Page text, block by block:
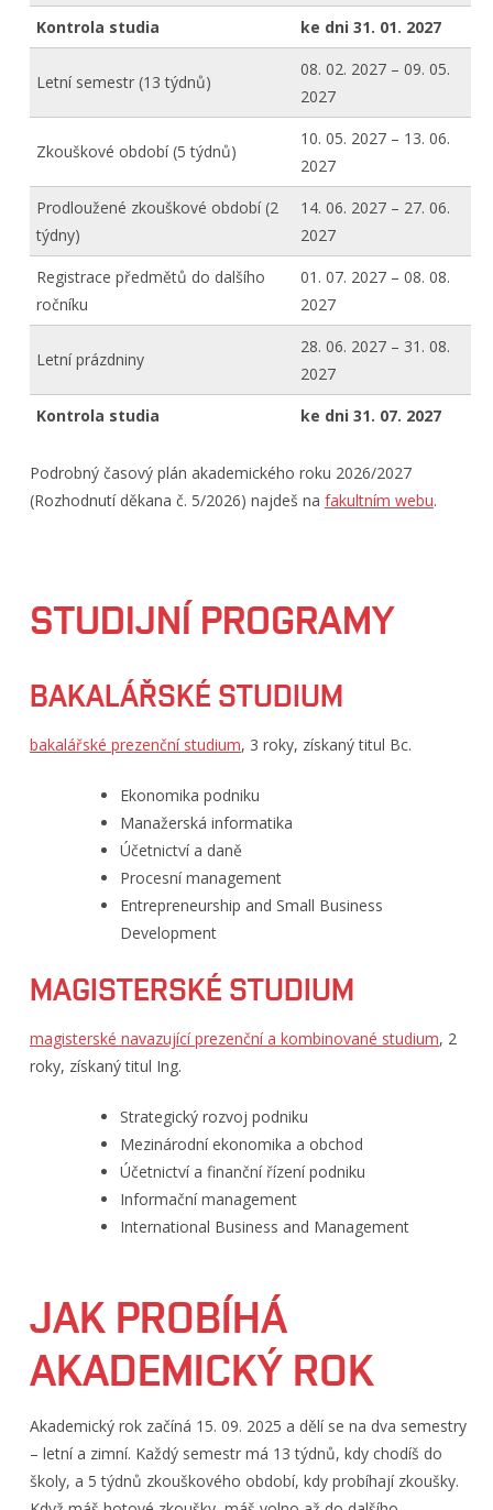
Kontrola studia
ke dni 31. 01. 2027
Letní semestr (13 týdnů)
08. 02. 2027 – 09. 05.
2027
Zkouškové období (5 týdnů)
10. 05. 2027 – 13. 06.
2027
Prodloužené zkouškové období (2
týdny)
14. 06. 2027 – 27. 06.
2027
Registrace předmětů do dalšího
ročníku
01. 07. 2027 – 08. 08.
2027
Letní prázdniny
28. 06. 2027 – 31. 08.
2027
Kontrola studia
ke dni 31. 07. 2027
Podrobný časový plán akademického roku 2026/2027
(Rozhodnutí děkana č. 5/2026) najdeš na fakultním webu.
STUDIJNÍ PROGRAMY
BAKALÁŘSKÉ STUDIUM
bakalářské prezenční studium, 3 roky, získaný titul Bc.
Ekonomika podniku
Manažerská informatika
Účetnictví a daně
Procesní management
Entrepreneurship and Small Business
Development
MAGISTERSKÉ STUDIUM
magisterské navazující prezenční a kombinované studium, 2
roky, získaný titul Ing.
Strategický rozvoj podniku
Mezinárodní ekonomika a obchod
Účetnictví a finanční řízení podniku
Informační management
International Business and Management
JAK PROBÍHÁ
AKADEMICKÝ ROK
Akademický rok začíná 15. 09. 2025 a dělí se na dva semestry
– letní a zimní. Každý semestr má 13 týdnů, kdy chodíš do
školy, a 5 týdnů zkouškového období, kdy probíhají zkoušky.